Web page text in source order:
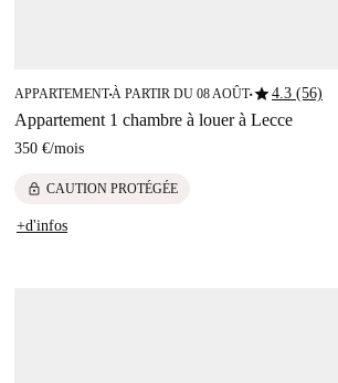
APPARTEMENT■À PARTIR DU 08 AOÛT■star4.3 (56)
Appartement 1 chambre à louer à Lecce
350 €/mois
lock CAUTION PROTÉGÉE
+d'infos